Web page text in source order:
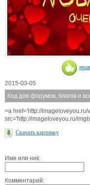
2015-03-05
Код для форумов, блогов и
<a href='http://
src='http://imageloveyou.ru/
Скачать картинку
Имя или ник:
Комментарий: